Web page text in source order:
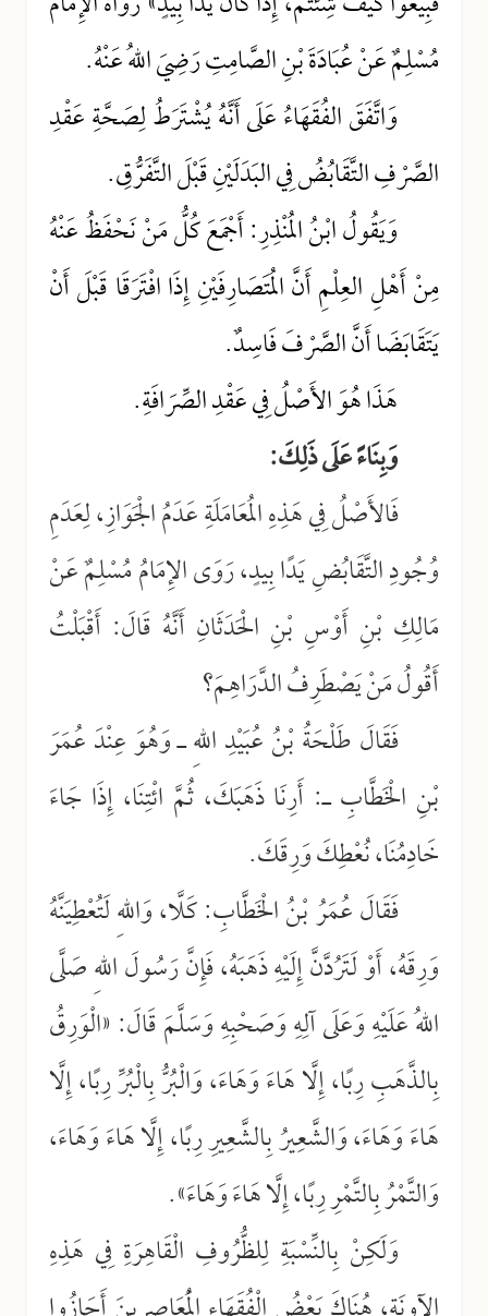
مُسْلِمٌ عَنْ عُبَادَةَ بْنِ الصَّامِتِ رَضِيَ اللهُ عَنْهُ.
وَاتَّفَقَ الفُقَهَاءُ عَلَى أَنَّهُ يُشْتَرَطُ لِصَحَّةِ عَقْدِ
الصَّرْفِ التَّقَابُضُ فِي البَدَلَيْنِ قَبْلَ التَّفَرُّقِ.
وَيَقُولُ ابْنُ المُنْذِرِ: أَجْمَعَ كُلُّ مَنْ نَحْفَظُ عَنْهُ
مِنْ أَهْلِ العِلْمِ أَنَّ المُتَصَارِفَيْنِ إِذَا افْتَرَقَا قَبْلَ أَنْ
يَتَقَابَضَا أَنَّ الصَّرْفَ فَاسِدٌ.
هَذَا هُوَ الأَصْلُ فِي عَقْدِ الصِّرَافَةِ.
وَبِنَاءً عَلَى ذَلِكَ:
فَالأَصْلُ فِي هَذِهِ المُعَامَلَةِ عَدَمُ الْجَوَازِ، لِعَدَمِ
وُجُودِ التَّقَابُضِ يَدًا بِيدٍ، رَوَى الإِمَامُ مُسْلِمٌ عَنْ
مَالِكِ بْنِ أَوْسِ بْنِ الْحَدَثَانِ أَنَّهُ قَالَ: أَقْبَلْتُ
أَقُولُ مَنْ يَصْطَرِفُ الدَّرَاهِمَ؟
فَقَالَ طَلْحَةُ بْنُ عُبَيْدِ اللهِ ـ وَهُوَ عِنْدَ عُمَرَ
بْنِ الْخَطَّابِ ـ: أَرِنَا ذَهَبَكَ، ثُمَّ ائْتِنَا، إِذَا جَاءَ
خَادِمُنَا، نُعْطِكَ وَرِقَكَ.
فَقَالَ عُمَرُ بْنُ الْخَطَّابِ: كَلَّا، وَاللهِ لَتُعْطِيَنَّهُ
وَرِقَهُ، أَوْ لَتَرُدَّنَّ إِلَيْهِ ذَهَبَهُ، فَإِنَّ رَسُولَ اللهِ صَلَّى
اللهُ عَلَيْهِ وَعَلَى آلِهِ وَصَحْبِهِ وَسَلَّمَ قَالَ: «الْوَرِقُ
بِالذَّهَبِ رِبًا، إِلَّا هَاءَ وَهَاءَ، وَالْبُرُّ بِالْبُرِّ رِبًا، إِلَّا
هَاءَ وَهَاءَ، وَالشَّعِيرُ بِالشَّعِيرِ رِبًا، إِلَّا هَاءَ وَهَاءَ،
وَالتَّمْرُ بِالتَّمْرِ رِبًا، إِلَّا هَاءَ وَهَاءَ».
وَلَكِنْ بِالنِّسْبَةِ لِلظُّرُوفِ الْقَاهِرَةِ فِي هَذِهِ